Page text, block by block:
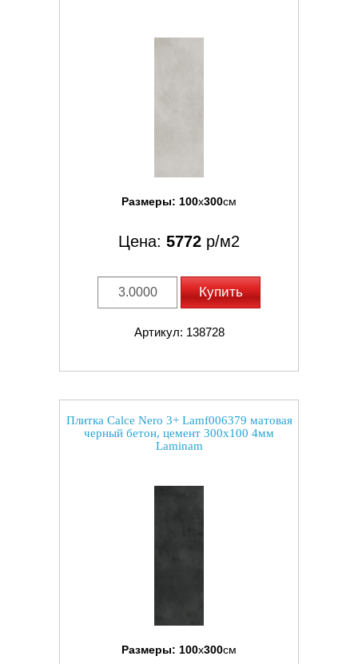
Размеры: 100x300см
Цена: 5772 р/м2
Купить
Артикул: 138728
Плитка Calce Nero 3+ Lamf006379 матовая
черный бетон, цемент 300x100 4мм
Laminam
Размеры: 100x300см